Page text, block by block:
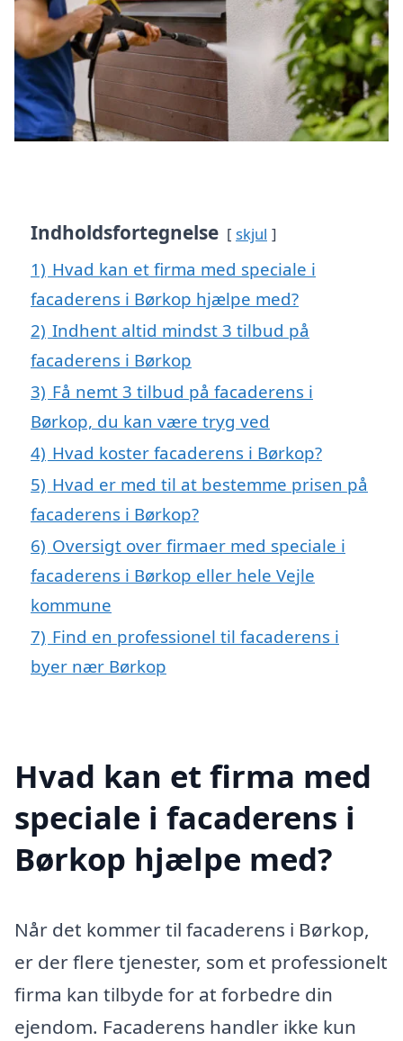
Indholdsfortegnelse skjul
1) Hvad kan et firma med speciale i
facaderens i Børkop hjælpe med?
2) Indhent altid mindst 3 tilbud på
facaderens i Børkop
3) Få nemt 3 tilbud på facaderens i
Børkop, du kan være tryg ved
4) Hvad koster facaderens i Børkop?
5) Hvad er med til at bestemme prisen på
facaderens i Børkop?
6) Oversigt over firmaer med speciale i
facaderens i Børkop eller hele Vejle
kommune
7) Find en professionel til facaderens i
byer nær Børkop
Hvad kan et firma med
speciale i facaderens i
Børkop hjælpe med?
Når det kommer til facaderens i Børkop,
er der flere tjenester, som et professionelt
firma kan tilbyde for at forbedre din
ejendom. Facaderens handler ikke kun